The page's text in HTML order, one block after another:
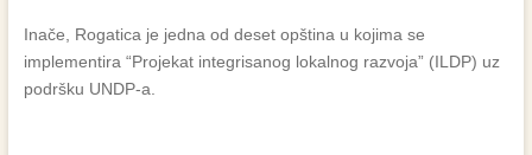
Inače, Rogatica je jedna od deset opština u kojima se
implementira “Projekat integrisanog lokalnog razvoja” (ILDP) uz
podršku UNDP-a.